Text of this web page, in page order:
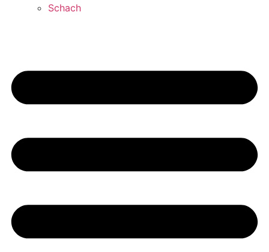
Schach